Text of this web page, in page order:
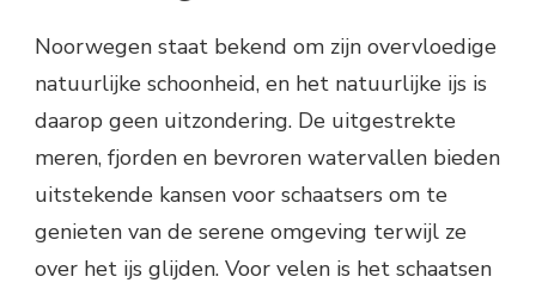
Noorwegen staat bekend om zijn overvloedige
natuurlijke schoonheid, en het natuurlijke ijs is
daarop geen uitzondering. De uitgestrekte
meren, fjorden en bevroren watervallen bieden
uitstekende kansen voor schaatsers om te
genieten van de serene omgeving terwijl ze
over het ijs glijden. Voor velen is het schaatsen